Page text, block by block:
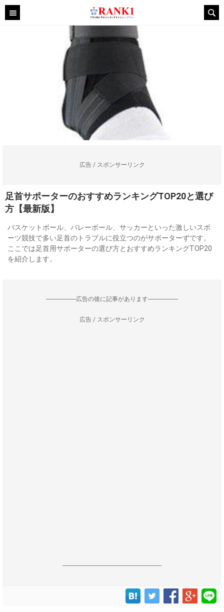
広告 / スポンサーリンク
足首サポーターのおすすめランキングTOP20と選び
方【最新版】
バスケットボール、バレーボール、サッカーといった激しいスポ
ーツ競技で多い足首のトラブルに役立つのがサポーターずです。
ここでは足首用サポーターの選び方とおすすめランキングTOP20
を紹介します。
--------------------広告の後に記事があります--------------------
広告 / スポンサーリンク
------------------------------------------------------------------